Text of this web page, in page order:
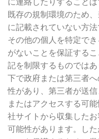
既存の規制環境のため
に記載されていない方
その他の個人を特定で
がないことを保証する
記を制限するものでは
下で政府または第三者
性があり、第三者が送
またはアクセスする可
社サイトから収集した
可能性があります。し